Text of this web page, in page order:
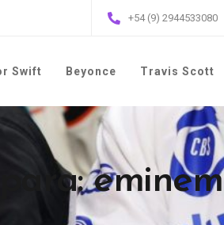
+54 (9) 2944533080
Swift Beyonce Travis Scott
eminem